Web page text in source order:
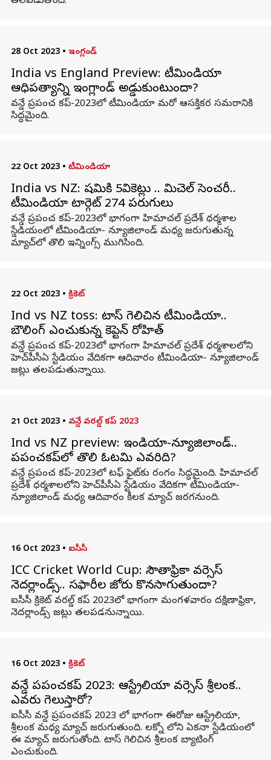
28 Oct 2023 • ఇంగ్లండ్
India vs England Preview: టీమిండియా
ఆధిపత్యాన్ని ఇంగ్లాండ్ అడ్డుకుంటుందా?
వన్డే ప్రపంచ కప్-2023లో టీమిండియా మరో ఆసక్తికర సమరానికి
సిద్ధమైంది.
22 Oct 2023 • టీమిండియా
India vs NZ: షమికి 5వికెట్లు .. మిచెల్ సెంచరీ..
టీమిండియా టార్గెట్ 274 పరుగులు
వన్డే ప్రపంచ కప్‌-2023లో భాగంగా హిమాచల్ ప్రదేశ్‌ ధర్మశాల
స్డేడియంలో టీమిండియా- న్యూజిలాండ్ మధ్య జరుగుతున్న
మ్యాచ్‌లో తొలి ఇన్నింగ్స్ ముగిసింది.
22 Oct 2023 • క్రికెట్
Ind vs NZ toss: టాస్ గెలిచిన టీమిండియా..
బౌలింగ్ ఎంచుకున్న కెప్టెన్ రోహిత్
వన్డే ప్రపంచ కప్‌-2023లో భాగంగా హిమాచల్ ప్రదేశ్‌ ధర్మశాలలోని
హెచ్‌పీసీఏ స్టేడియం వేదికగా ఆదివారం టీమిండియా- న్యూజిలాండ్
జట్లు తలపడుతున్నాయి.
21 Oct 2023 • వన్డే వరల్డ్ కప్ 2023
Ind vs NZ preview: ఇండియా-న్యూజిలాండ్..
ప్రపంచకప్‌లో తొలి ఓటమి ఎవరిది?
వన్డే ప్రపంచ కప్‌-2023లో టఫ్ ఫైట్‌కు రంగం సిద్ధమైంది. హిమాచల్
ప్రదేశ్‌ ధర్మశాలలోని హెచ్‌పీసీఏ స్టేడియం వేదికగా టీమిండియా-
న్యూజిలాండ్ మధ్య ఆదివారం కీలక మ్యాచ్ జరగనుంది.
16 Oct 2023 • ఐసీసీ
ICC Cricket World Cup: సౌతాఫ్రికా వర్సెస్
నెదర్లాండ్స్‌.. సఫారీల జోరు కొనసాగుతుందా?
ఐసీసీ క్రికెట్ వరల్డ్ కప్ 2023లో భాగంగా మంగళవారం దక్షిణాఫ్రికా,
నెదర్లాండ్స్ జట్లు తలపడనున్నాయి.
16 Oct 2023 • క్రికెట్
వన్డే ప్రపంచకప్ 2023: ఆస్ట్రేలియా వర్సెస్ శ్రీలంక..
ఎవరు గెలుస్తారో?
ఐసీసీ వన్డే ప్రపంచకప్ 2023 లో భాగంగా ఈరోజు ఆస్ట్రేలియా,
శ్రీలంక మధ్య మ్యాచ్ జరుగుతుంది. లక్నో లోని ఏకనా స్టేడియంలో
ఈ మ్యాచ్ జరుగుతోంది. టాస్ గెలిచిన శ్రీలంక బ్యాటింగ్
ఎంచుకుంది.